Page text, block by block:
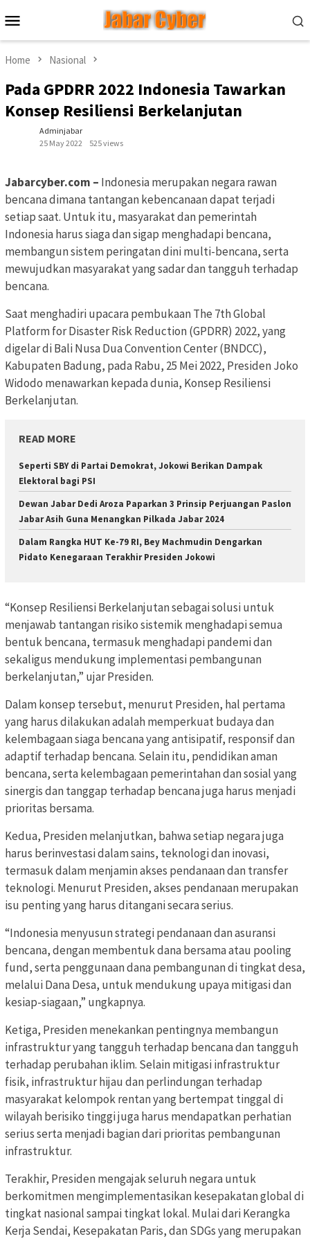
to
contentMenu
Home Nasional
Pada GPDRR 2022 Indonesia Tawarkan
Konsep Resiliensi Berkelanjutan
Adminjabar
25 May 2022
525 views
Jabarcyber.com – Indonesia merupakan negara rawan
bencana dimana tantangan kebencanaan dapat terjadi
setiap saat. Untuk itu, masyarakat dan pemerintah
Indonesia harus siaga dan sigap menghadapi bencana,
membangun sistem peringatan dini multi-bencana, serta
mewujudkan masyarakat yang sadar dan tangguh terhadap
bencana.
Saat menghadiri upacara pembukaan The 7th Global
Platform for Disaster Risk Reduction (GPDRR) 2022, yang
digelar di Bali Nusa Dua Convention Center (BNDCC),
Kabupaten Badung, pada Rabu, 25 Mei 2022, Presiden Joko
Widodo menawarkan kepada dunia, Konsep Resiliensi
Berkelanjutan.
READ MORE
Seperti SBY di Partai Demokrat, Jokowi Berikan Dampak
Elektoral bagi PSI
Dewan Jabar Dedi Aroza Paparkan 3 Prinsip Perjuangan Paslon
Jabar Asih Guna Menangkan Pilkada Jabar 2024
Dalam Rangka HUT Ke-79 RI, Bey Machmudin Dengarkan
Pidato Kenegaraan Terakhir Presiden Jokowi
“Konsep Resiliensi Berkelanjutan sebagai solusi untuk
menjawab tantangan risiko sistemik menghadapi semua
bentuk bencana, termasuk menghadapi pandemi dan
sekaligus mendukung implementasi pembangunan
berkelanjutan,” ujar Presiden.
Dalam konsep tersebut, menurut Presiden, hal pertama
yang harus dilakukan adalah memperkuat budaya dan
kelembagaan siaga bencana yang antisipatif, responsif dan
adaptif terhadap bencana. Selain itu, pendidikan aman
bencana, serta kelembagaan pemerintahan dan sosial yang
sinergis dan tanggap terhadap bencana juga harus menjadi
prioritas bersama.
Kedua, Presiden melanjutkan, bahwa setiap negara juga
harus berinvestasi dalam sains, teknologi dan inovasi,
termasuk dalam menjamin akses pendanaan dan transfer
teknologi. Menurut Presiden, akses pendanaan merupakan
isu penting yang harus ditangani secara serius.
“Indonesia menyusun strategi pendanaan dan asuransi
bencana, dengan membentuk dana bersama atau pooling
fund, serta penggunaan dana pembangunan di tingkat desa,
melalui Dana Desa, untuk mendukung upaya mitigasi dan
kesiap-siagaan,” ungkapnya.
Ketiga, Presiden menekankan pentingnya membangun
infrastruktur yang tangguh terhadap bencana dan tangguh
terhadap perubahan iklim. Selain mitigasi infrastruktur
fisik, infrastruktur hijau dan perlindungan terhadap
masyarakat kelompok rentan yang bertempat tinggal di
wilayah berisiko tinggi juga harus mendapatkan perhatian
serius serta menjadi bagian dari prioritas pembangunan
infrastruktur.
Terakhir, Presiden mengajak seluruh negara untuk
berkomitmen mengimplementasikan kesepakatan global di
tingkat nasional sampai tingkat lokal. Mulai dari Kerangka
Kerja Sendai, Kesepakatan Paris, dan SDGs yang merupakan